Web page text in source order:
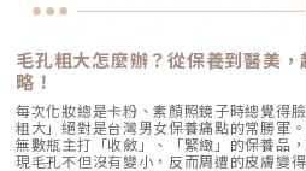
為什麼 Profhilo 成為新一代醫美趨勢？隨
追求自然、柔和的改善效果，不希望臉
與傳統填充型療程最大的不同，在於它
並非單純地填補，而是將高濃度玻尿酸均
膠原蛋白與彈力蛋白新生，啟動肌膚的自
有效降低傳統填充物可能帶來的異物感，
外，Profhilo 完美契合了當前醫美市場「
趨勢。它填補了日常保養品與侵入式手術
限制表情，也不需要像手術拉皮那樣漫長
率的現代人來說，這讓它更容易被接受，
外輪廓的固定，或是以「混合式填充」補
提、由外固定」的複合思維，才是現代抗
避坑建議當妳搜尋「美國音波二代價格」
為醫師，我必須提醒大家，費用背後包含
及最重要的「醫師的技術與判讀經驗」。
器與探頭 QR Code，確保非水貨或非法翻
提需要精準的解剖學知識，只有受過原廠
內」將能量發揮到極致。六、 結語：愛美
說，醫美的意義不在於把妳變成另外一個
妳」。看著客人在治療後，重新對鏡子裡
心技術在於突破性的1726nm 波長雷射
吃油脂」的標靶治療在雷射醫學中，不同
素、血紅素、水分）吸收。1726nm 這個
中，被皮脂（油脂）吸收的效率，大約是
的雷射光束打入真皮層時，能量會精準地
收，進而產生熱能。這些熱能會破壞過度
泌量大幅下降。當沒有過多的油脂，毛孔
存的養分，痘痘自然就失去了生長的溫床
保護表皮，大幅提升舒適度既然要用熱能
毛孔粗大怎麼辦？從保養到醫美
略！
每次化妝總是卡粉、素顏照鏡子時總覺得
粗大」絕對是台灣男女保養痛點的常勝軍
無數瓶主打「收斂」、「緊緻」的保養品
現毛孔不但沒有變小，反而周遭的皮膚變